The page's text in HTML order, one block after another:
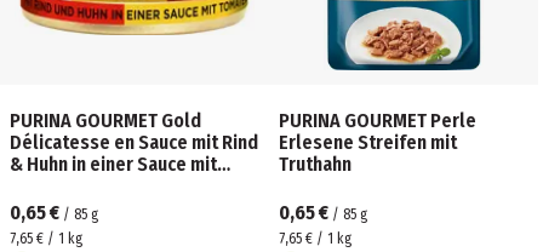
PURINA GOURMET Gold
Délicatesse en Sauce mit Rind
& Huhn in einer Sauce mit
0,65 € / 85 g
7,65 € / 1 kg
PURINA GOURMET Perle
Erlesene Streifen mit
Truthahn
0,65 € / 85 g
7,65 € / 1 kg